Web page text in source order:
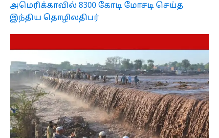
அமெரிக்காவில் 8300 கோடி மோசடி செய்த
இந்திய தொழிலதிபர்